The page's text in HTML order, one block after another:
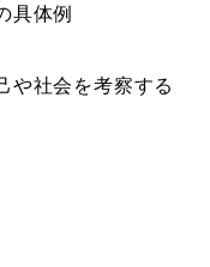
具体例
や社会を考察する